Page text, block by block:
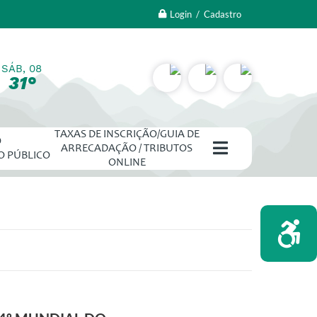
Login / Cadastro
SÁB, 08
31°
PÚBLICO
TAXAS DE INSCRIÇÃO/GUIA DE
ARRECADAÇÃO / TRIBUTOS
ONLINE